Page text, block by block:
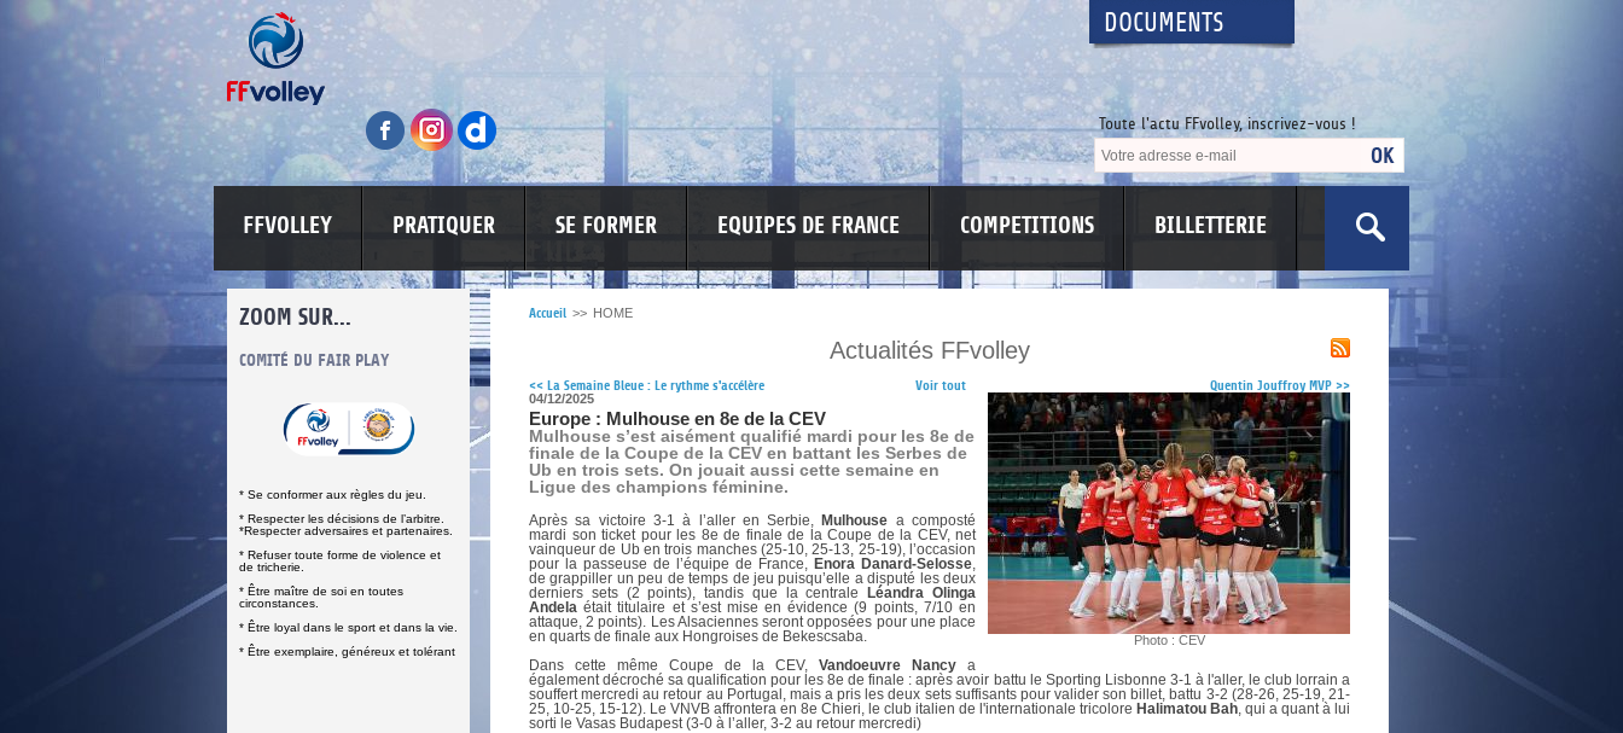
DOCUMENTS
Toute l'actu FFvolley, inscrivez-vous !
FFVOLLEY PRATIQUER SE FORMER EQUIPES DE FRANCE COMPETITIONS BILLETTERIE
ZOOM SUR...
DOCUMENTS UTILES
CLIQUEZ ICI
COMITÉ DU FAIR PLAY
* Se conformer aux règles du jeu.
* Respecter les décisions de l’arbitre.
*Respecter adversaires et partenaires.
* Refuser toute forme de violence et
de tricherie.
* Être maître de soi en toutes
circonstances.
* Être loyal dans le sport et dans la vie.
* Être exemplaire, généreux et tolérant
LUTTE CONTRE LES VIOLENCES INFORMATIONS CORONAVIRUS
DOCUMENTS UTILES
SITUATION SANITAIRE
COVID-19
>CLIQUEZ ICI
Accueil >> HOME
Actualités FFvolley
<< La Semaine Bleue : Le rythme s'accélère Voir tout Quentin Jouffroy MVP >>
Photo : CEV
04/12/2025
Europe : Mulhouse en 8e de la CEV
Mulhouse s’est aisément qualifié mardi pour les 8e de
finale de la Coupe de la CEV en battant les Serbes de
Ub en trois sets. On jouait aussi cette semaine en
Ligue des champions féminine.
Après sa victoire 3-1 à l’aller en Serbie, Mulhouse a composté
mardi son ticket pour les 8e de finale de la Coupe de la CEV, net
vainqueur de Ub en trois manches (25-10, 25-13, 25-19), l’occasion
pour la passeuse de l’équipe de France, Enora Danard-Selosse,
de grappiller un peu de temps de jeu puisqu’elle a disputé les deux
derniers sets (2 points), tandis que la centrale
Léandra Olinga
Andela était titulaire et s’est mise en évidence (9 points, 7/10 en
attaque, 2 points). Les Alsaciennes seront opposées pour une place
en quarts de finale aux Hongroises de Bekescsaba.
Dans cette même Coupe de la CEV, Vandoeuvre Nancy a
également décroché sa qualification pour les 8e de finale : après avoir battu le Sporting Lisbonne 3-1 à l'aller, le club lorrain a
souffert mercredi au retour au Portugal, mais a pris les deux sets suffisants pour valider son billet, battu 3-2 (28-26, 25-19, 21-
25, 10-25, 15-12). Le VNVB affrontera en 8e Chieri, le club italien de l'internationale tricolore Halimatou Bah, qui a quant à lui
sorti le Vasas Budapest (3-0 à l’aller, 3-2 au retour mercredi)